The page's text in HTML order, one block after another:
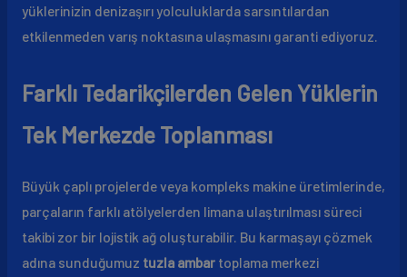
yüklerinizin denizaşırı yolculuklarda sarsıntılardan
etkilenmeden varış noktasına ulaşmasını garanti ediyoruz.
Farklı Tedarikçilerden Gelen Yüklerin
Tek Merkezde Toplanması
Büyük çaplı projelerde veya kompleks makine üretimlerinde,
parçaların farklı atölyelerden limana ulaştırılması süreci
takibi zor bir lojistik ağ oluşturabilir. Bu karmaşayı çözmek
adına sunduğumuz tuzla ambartoplama merkezi